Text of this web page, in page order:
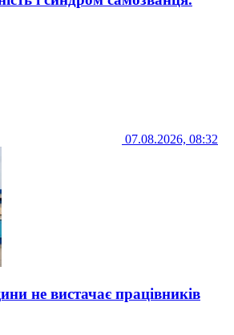
07.08.2026, 08:32
не вистачає працівників